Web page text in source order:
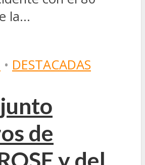
la...
• DESTACADAS
de